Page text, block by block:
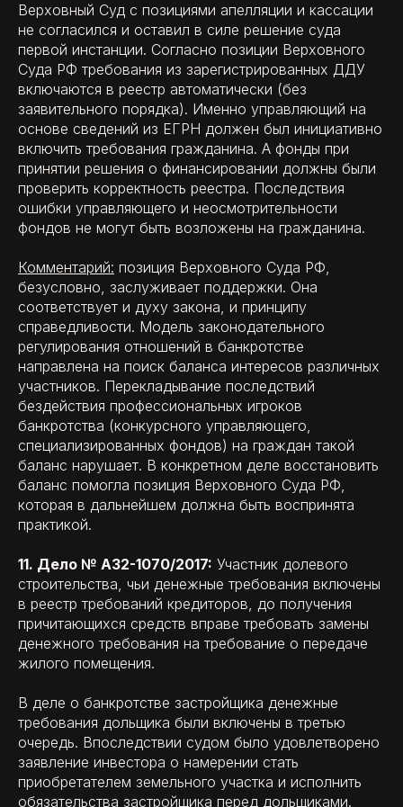
Верховный Суд с позициями апелляции и кассации
не согласился и оставил в силе решение суда
первой инстанции. Согласно позиции Верховного
Суда РФ требования из зарегистрированных ДДУ
включаются в реестр автоматически (без
заявительного порядка). Именно управляющий на
основе сведений из ЕГРН должен был инициативно
включить требования гражданина. А фонды при
принятии решения о финансировании должны были
проверить корректность реестра. Последствия
ошибки управляющего и неосмотрительности
фондов не могут быть возложены на гражданина.
Комментарий: позиция Верховного Суда РФ,
безусловно, заслуживает поддержки. Она
соответствует и духу закона, и принципу
справедливости. Модель законодательного
регулирования отношений в банкротстве
направлена на поиск баланса интересов различных
участников. Перекладывание последствий
бездействия профессиональных игроков
банкротства (конкурсного управляющего,
специализированных фондов) на граждан такой
баланс нарушает. В конкретном деле восстановить
баланс помогла позиция Верховного Суда РФ,
которая в дальнейшем должна быть воспринята
практикой.
11. Дело № А32-1070/2017: Участник долевого
строительства, чьи денежные требования включены
в реестр требований кредиторов, до получения
причитающихся средств вправе требовать замены
денежного требования на требование о передаче
жилого помещения.
В деле о банкротстве застройщика денежные
требования дольщика были включены в третью
очередь. Впоследствии судом было удовлетворено
заявление инвестора о намерении стать
приобретателем земельного участка и исполнить
обязательства застройщика перед дольщиками.